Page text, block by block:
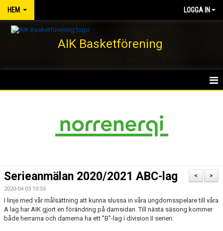
HEM LOGGA IN
AIK Basketförening
DOKUMENT
VÅRA LAG/TRÄNARE
>
<
Serieanmälan 2020/2021 ABC-lag
2020-04-03 10:55
I linje med vår målsättning att kunna slussa in våra ungdomsspelare till våra
A lag har AIK gjort en förändring på damsidan. Till nästa säsong kommer
både herrarna och damerna ha ett "B"-lag i division II serien.